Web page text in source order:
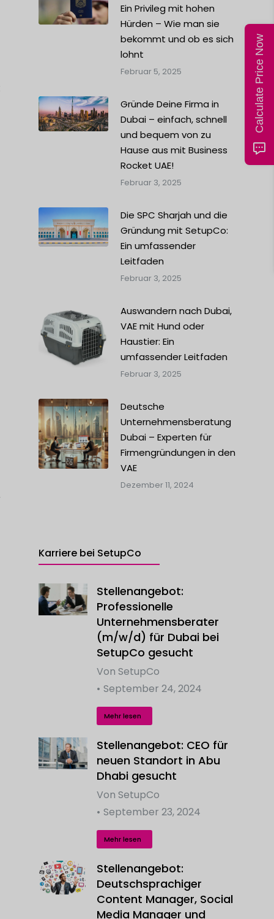
Ein Privileg mit hohen
Hürden – Wie man sie
bekommt und ob es sich
lohnt
Februar 5, 2025
Gründe Deine Firma in
Dubai – einfach, schnell
und bequem von zu
Hause aus mit Business
Rocket UAE!
Februar 3, 2025
Die SPC Sharjah und die
Gründung mit SetupCo:
Ein umfassender
Leitfaden
Februar 3, 2025
Auswandern nach Dubai,
VAE mit Hund oder
Haustier: Ein
umfassender Leitfaden
Februar 3, 2025
Deutsche
Unternehmensberatung
Dubai – Experten für
Firmengründungen in den
VAE
Dezember 11, 2024
Karriere bei SetupCo
Stellenangebot:
Professionelle
Unternehmensberater
(m/w/d) für Dubai bei
SetupCo gesucht
Von SetupCo
September 24, 2024
Mehr lesen
Stellenangebot: CEO für
neuen Standort in Abu
Dhabi gesucht
Von SetupCo
September 23, 2024
Mehr lesen
Stellenangebot:
Deutschsprachiger
Content Manager, Social
Media Manager und
Calculate Price Now